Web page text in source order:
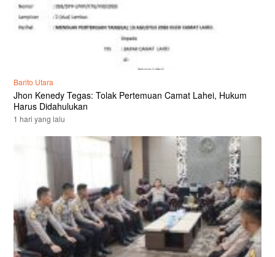
Barito Utara
Jhon Kenedy Tegas: Tolak Pertemuan Camat Lahei, Hukum
Harus Didahulukan
1 hari yang lalu